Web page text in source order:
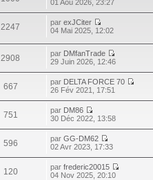
01 Aoû 2026, 23:27
2247 parexJCiter
04 Mai 2025, 12:02
2908 par DMfanTrade
29 Juin 2026, 12:46
667 par DELTA FORCE 70
26 Fév 2021, 17:51
751 par DM86
30 Déc 2022, 13:58
596 parGG-DM62
02 Avr 2023, 17:33
120 parfrederic20015
04 Nov 2025, 20:10